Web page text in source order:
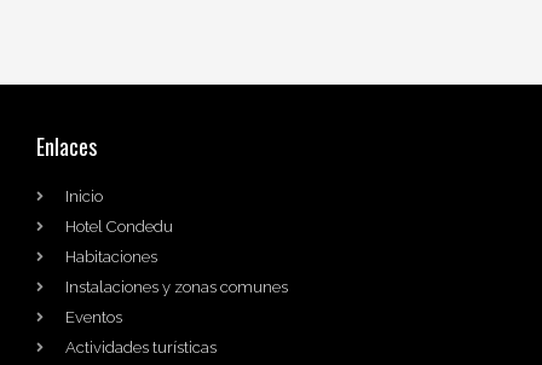
Enlaces
Inicio
Hotel Condedu
Habitaciones
Instalaciones y zonas comunes
Eventos
Actividades turísticas